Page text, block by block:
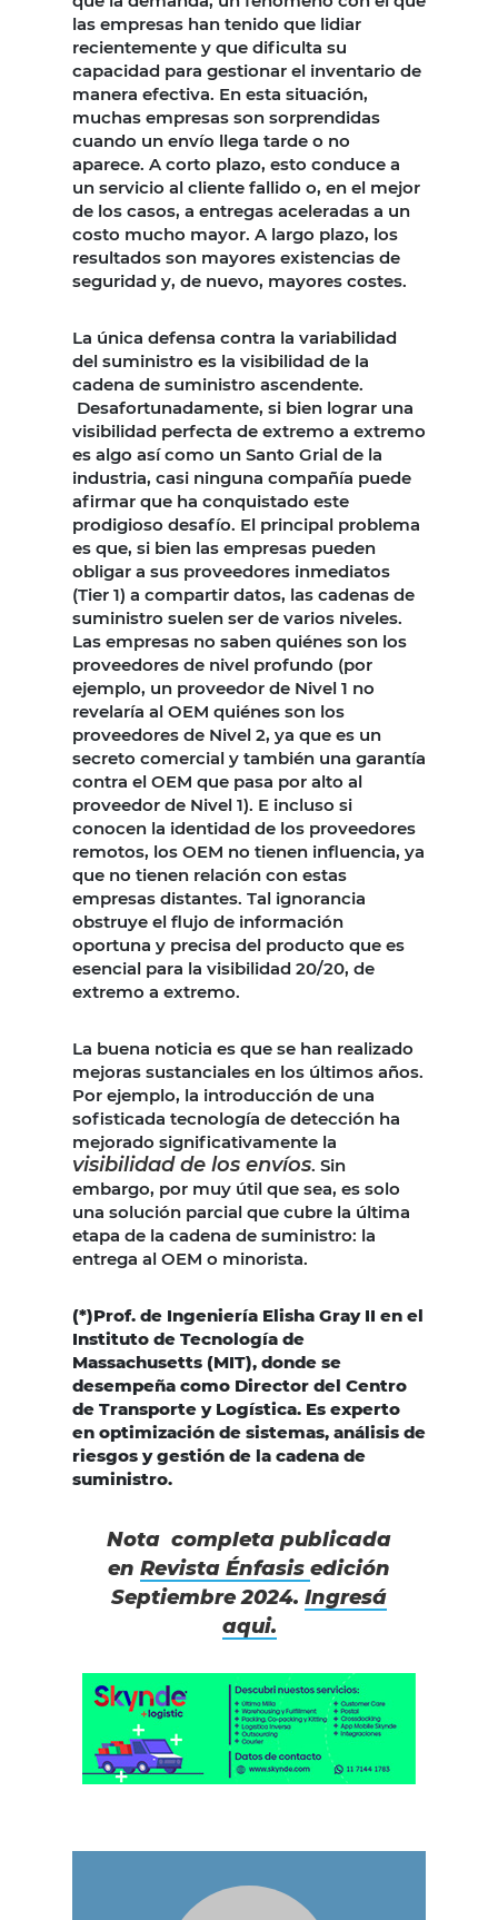
las empresas han tenido que lidiar
recientemente y que dificulta su
capacidad para gestionar el inventario de
manera efectiva. En esta situación,
muchas empresas son sorprendidas
cuando un envío llega tarde o no
aparece. A corto plazo, esto conduce a
un servicio al cliente fallido o, en el mejor
de los casos, a entregas aceleradas a un
costo mucho mayor. A largo plazo, los
resultados son mayores existencias de
seguridad y, de nuevo, mayores costes.
La única defensa contra la variabilidad
del suministro es la visibilidad de la
cadena de suministro ascendente.
Desafortunadamente, si bien lograr una
visibilidad perfecta de extremo a extremo
es algo así como un Santo Grial de la
industria, casi ninguna compañía puede
afirmar que ha conquistado este
prodigioso desafío. El principal problema
es que, si bien las empresas pueden
obligar a sus proveedores inmediatos
(Tier 1) a compartir datos, las cadenas de
suministro suelen ser de varios niveles.
Las empresas no saben quiénes son los
proveedores de nivel profundo (por
ejemplo, un proveedor de Nivel 1 no
revelaría al OEM quiénes son los
proveedores de Nivel 2, ya que es un
secreto comercial y también una garantía
contra el OEM que pasa por alto al
proveedor de Nivel 1). E incluso si
conocen la identidad de los proveedores
remotos, los OEM no tienen influencia, ya
que no tienen relación con estas
empresas distantes. Tal ignorancia
obstruye el flujo de información
oportuna y precisa del producto que es
esencial para la visibilidad 20/20, de
extremo a extremo.
La buena noticia es que se han realizado
mejoras sustanciales en los últimos años.
Por ejemplo, la introducción de una
sofisticada tecnología de detección ha
mejorado significativamente la
visibilidad de los envíos. Sin
embargo, por muy útil que sea, es solo
una solución parcial que cubre la última
etapa de la cadena de suministro: la
entrega al OEM o minorista.
(*)Prof. de Ingeniería Elisha Gray II en el
Instituto de Tecnología de
Massachusetts (MIT), donde se
desempeña como Director del Centro
de Transporte y Logística. Es experto
en optimización de sistemas, análisis de
riesgos y gestión de la cadena de
suministro.
Nota completa publicada
en Revista Énfasis edición
Septiembre 2024. Ingresá
aqui.